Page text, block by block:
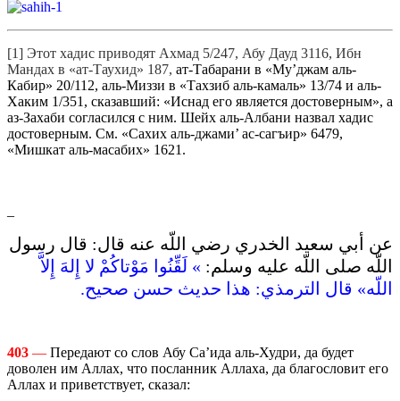
[1] Этот хадис приводят Ахмад 5/247, Абу Дауд 3116, Ибн
Мандах в «ат-Таухид» 187, ат-Табарани в «Му’джам аль-
Кабир» 20/112, аль-Миззи в «Тахзиб аль-камаль» 13/74 и аль-
Хаким 1/351, сказавший: «Иснад его является достоверным», а
аз-Захаби согласился с ним. Шейх аль-Албани назвал хадис
достоверным. См. «Сахих аль-джами’ ас-сагъир» 6479,
«Мишкат аль-масабих» 1621.
عن أبي سعيد الخدري رضي اللّه عنه قال‏:‏ قال رسول
اللّه صلى اللّه عليه وسلم‏:‏ ‏ » ‏لَقِّنُوا مَوْتاكُمْ لا إِلهَ إِلاَّ
اللّه‏»‏ قال الترمذي‏:‏ هذا حديث حسن صحيح‏.‏
403 — Передают со слов Абу Са’ида аль-Худри, да будет
доволен им Аллах, что посланник Аллаха, да благословит его
Аллах и приветствует, сказал: